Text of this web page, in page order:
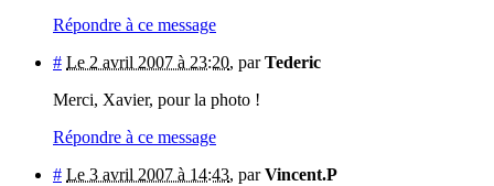
Répondre à ce message
# Le 2 avril 2007 à 23:20, parTederic
Merci, Xavier, pour la photo !
Répondre à ce message
# Le 3 avril 2007 à 14:43, parVincent.P